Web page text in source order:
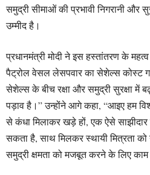
समुद्री सीमाओं की प्रभावी निगरानी और
उम्मीद है।
प्रधानमंत्री मोदी ने इस हस्तांतरण के
पैट्रोल वेसल लेसपवार का सेशेल्स कोस्ट
सेशेल्स के बीच रक्षा और समुद्री सुरक्षा में
पड़ाव है।” उन्होंने आगे कहा, “आइए हम
से कंधा मिलाकर खड़े हों, एक ऐसे
सकता है, साथ मिलकर स्थायी मित्रता
समुद्री क्षमता को मजबूत करने के लिए